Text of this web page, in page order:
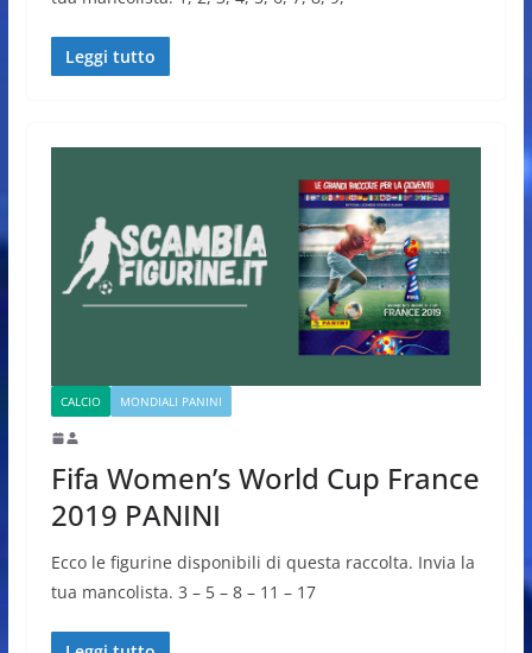
Leggi tutto
CALCIO MONDIALI PANINI
Fifa Women’s World Cup France
2019 PANINI
Ecco le figurine disponibili di questa raccolta. Invia la
tua mancolista. 3 – 5 – 8 – 11 – 17